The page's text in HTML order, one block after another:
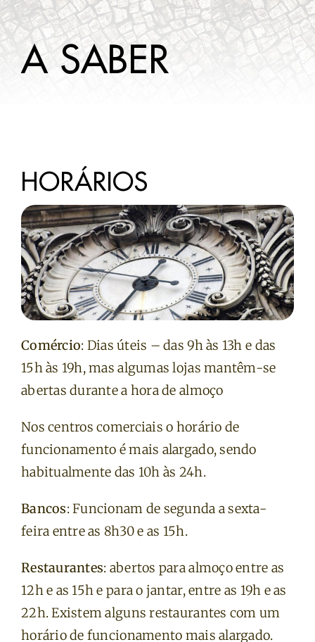
A SABER
CONTACTOS
A SABER
HORÁRIOS
Comércio: Dias úteis – das 9h às 13h e das
15h às 19h, mas algumas lojas mantêm-se
abertas durante a hora de almoço
Nos centros comerciais o horário de
funcionamento é mais alargado, sendo
habitualmente das 10h às 24h.
Bancos: Funcionam de segunda a sexta-
feira entre as 8h30 e as 15h.
Restaurantes: abertos para almoço entre as
12h e as 15h e para o jantar, entre as 19h e as
22h. Existem alguns restaurantes com um
horário de funcionamento mais alargado.